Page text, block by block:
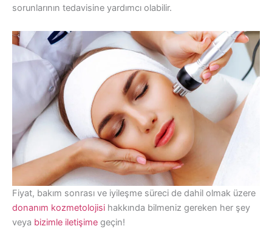
sorunlarının tedavisine yardımcı olabilir.
Fiyat, bakım sonrası ve iyileşme süreci de dahil olmak üzere
donanım kozmetolojisi hakkında bilmeniz gereken her şey
veya bizimle iletişime geçin!